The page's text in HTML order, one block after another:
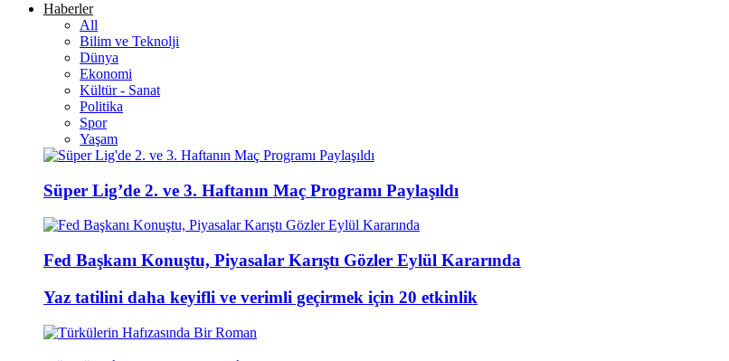
Haberler
All
Bilim ve Teknolji
Dünya
Ekonomi
Kültür - Sanat
Politika
Spor
Yaşam
Süper Lig’de 2. ve 3. Haftanın Maç Programı Paylaşıldı
Fed Başkanı Konuştu, Piyasalar Karıştı Gözler Eylül Kararında
Yaz tatilini daha keyifli ve verimli geçirmek için 20 etkinlik